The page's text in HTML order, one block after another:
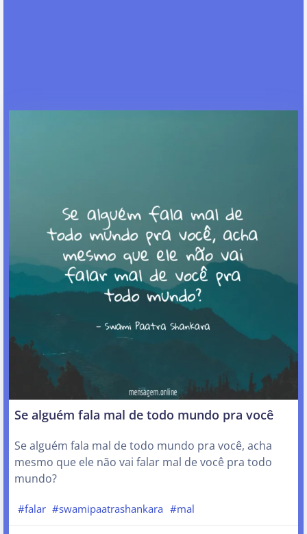
Se alguém fala mal de todo mundo pra você
Se alguém fala mal de todo mundo pra você, acha
mesmo que ele não vai falar mal de você pra todo
mundo?
#falar #swamipaatrashankara #mal